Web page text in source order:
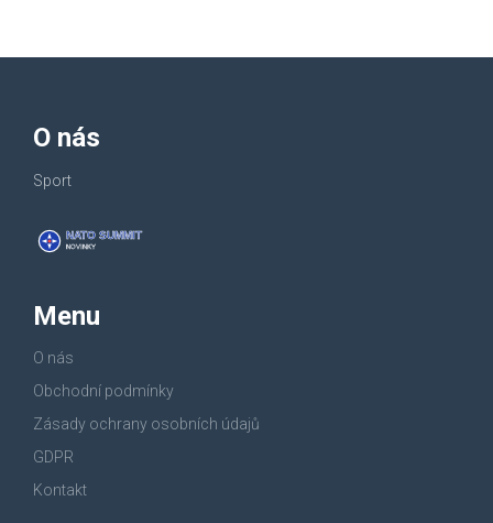
O nás
Sport
Menu
O nás
Obchodní podmínky
Zásady ochrany osobních údajů
GDPR
Kontakt